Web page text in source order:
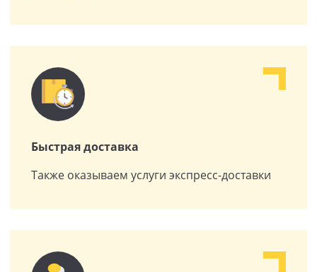
Быстрая доставка
Также оказываем услуги экспресс-доставки